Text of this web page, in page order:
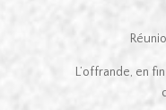
L’offrande, en